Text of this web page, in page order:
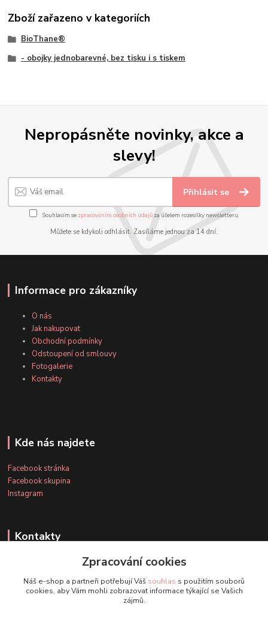
Zboží zařazeno v kategoriích
BioThane®
- obojky jednobarevné, bez tisku i s tiskem
Nepropásněte novinky, akce a
slevy!
Přihlásit se
Souhlasím se zpracováním osobních údajůza účelem rozesílky newsletteru.
Můžete se kdykoli odhlásit. Zasíláme jednou za 14 dní.
Informace pro zákazníky
O nás
Jak nakupovat
Obchodní podmínky
Odstoupení od smlouvy
Fotogalerie
Kontakty
Kde nás najdete
Facebook stránka
Facebook skupina
Instagram
Kontakty
+420 607 163 127
(Po-Pá, 8-20 hod., So-Ne, 8-14 hod.)
Zpracování cookies
Náš e-shop a partneři potřebují Váš souhlas s použitím souborů
cookies, aby Vám mohli zobrazovat informace týkající se Vašich
zájmů.